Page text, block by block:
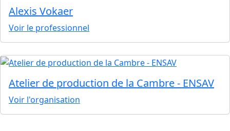
Alexis Vokaer
Voir le professionnel
Atelier de production de la Cambre - ENSAV
Voir l'organisation